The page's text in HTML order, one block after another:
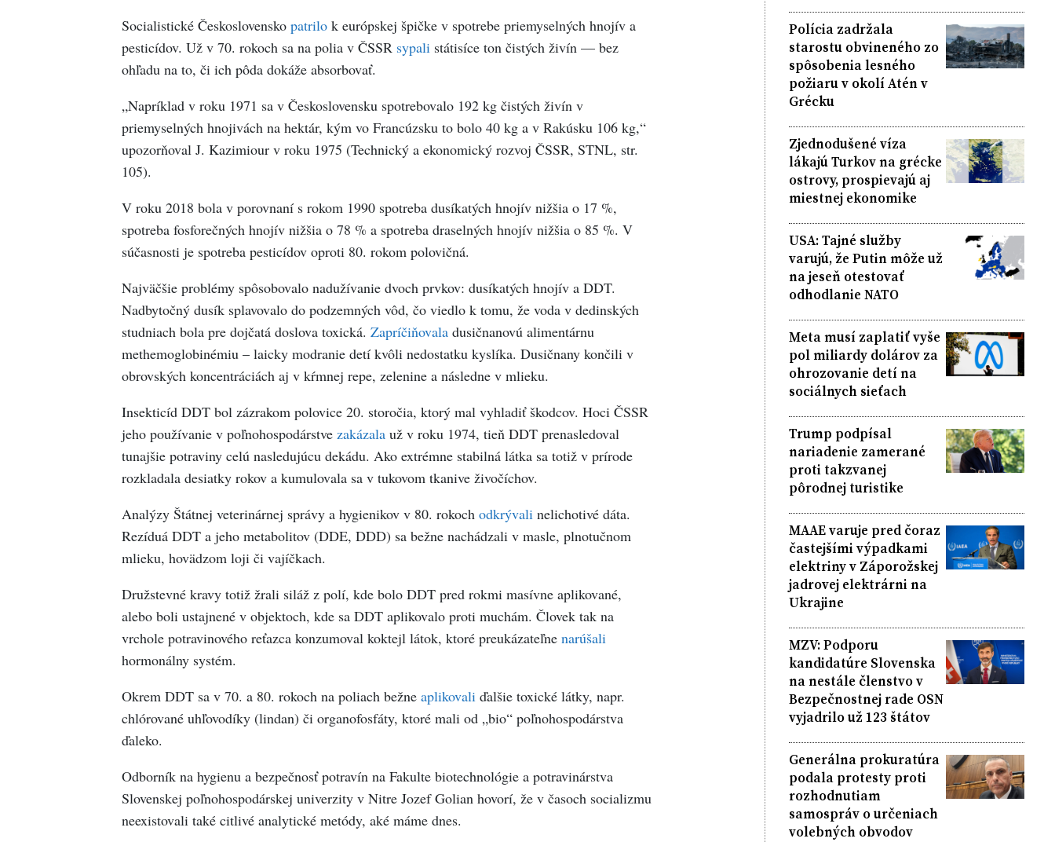
Socialistické Československo patrilok európskej špičke v spotrebe priemyselných hnojív a
pesticídov. Už v 70. rokoch sa na polia v ČSSR sypalistátisíce ton čistých živín — bez
ohľadu na to, či ich pôda dokáže absorbovať.
„Napríklad v roku 1971 sa v Československu spotrebovalo 192 kg čistých živín v
priemyselných hnojivách na hektár, kým vo Francúzsku to bolo 40 kg a v Rakúsku 106 kg,“
upozorňoval J. Kazimiour v roku 1975 (Technický a ekonomický rozvoj ČSSR, STNL, str.
105).
V roku 2018 bola v porovnaní s rokom 1990 spotreba dusíkatých hnojív nižšia o 17 %,
spotreba fosforečných hnojív nižšia o 78 % a spotreba draselných hnojív nižšia o 85 %. V
súčasnosti je spotreba pesticídov oproti 80. rokom polovičná.
Najväčšie problémy spôsobovalo nadužívanie dvoch prvkov: dusíkatých hnojív a DDT.
Nadbytočný dusík splavovalo do podzemných vôd, čo viedlo k tomu, že voda v dedinských
studniach bola pre dojčatá doslova toxická. Zapríčiňovaladusičnanovú alimentárnu
methemoglobinémiu – laicky modranie detí kvôli nedostatku kyslíka. Dusičnany končili v
obrovských koncentráciách aj v kŕmnej repe, zelenine a následne v mlieku.
Insekticíd DDT bol zázrakom polovice 20. storočia, ktorý mal vyhladiť škodcov. Hoci ČSSR
jeho používanie v poľnohospodárstve zakázalauž v roku 1974, tieň DDT prenasledoval
tunajšie potraviny celú nasledujúcu dekádu. Ako extrémne stabilná látka sa totiž v prírode
rozkladala desiatky rokov a kumulovala sa v tukovom tkanive živočíchov.
Analýzy Štátnej veterinárnej správy a hygienikov v 80. rokoch odkrývalinelichotivé dáta.
Rezíduá DDT a jeho metabolitov (DDE, DDD) sa bežne nachádzali v masle, plnotučnom
mlieku, hovädzom loji či vajíčkach.
Družstevné kravy totiž žrali siláž z polí, kde bolo DDT pred rokmi masívne aplikované,
alebo boli ustajnené v objektoch, kde sa DDT aplikovalo proti muchám. Človek tak na
vrchole potravinového reťazca konzumoval koktejl látok, ktoré preukázateľne narúšali
hormonálny systém.
Okrem DDT sa v 70. a 80. rokoch na poliach bežne aplikovaliďalšie toxické látky, napr.
chlórované uhľovodíky (lindan) či organofosfáty, ktoré mali od „bio“ poľnohospodárstva
ďaleko.
Odborník na hygienu a bezpečnosť potravín na Fakulte biotechnológie a potravinárstva
Slovenskej poľnohospodárskej univerzity v Nitre Jozef Golian hovorí, že v časoch socializmu
neexistovali také citlivé analytické metódy, aké máme dnes.
Polícia zadržala
starostu obvineného zo
spôsobenia lesného
požiaru v okolí Atén v
Grécku
Zjednodušené víza
lákajú Turkov na grécke
ostrovy, prospievajú aj
miestnej ekonomike
USA: Tajné služby
varujú, že Putin môže už
na jeseň otestovať
odhodlanie NATO
Meta musí zaplatiť vyše
pol miliardy dolárov za
ohrozovanie detí na
sociálnych sieťach
Trump podpísal
nariadenie zamerané
proti takzvanej
pôrodnej turistike
MAAE varuje pred čoraz
častejšími výpadkami
elektriny v Záporožskej
jadrovej elektrárni na
Ukrajine
MZV: Podporu
kandidatúre Slovenska
na nestále členstvo v
Bezpečnostnej rade OSN
vyjadrilo už 123 štátov
Generálna prokuratúra
podala protesty proti
rozhodnutiam
samospráv o určeniach
volebných obvodov